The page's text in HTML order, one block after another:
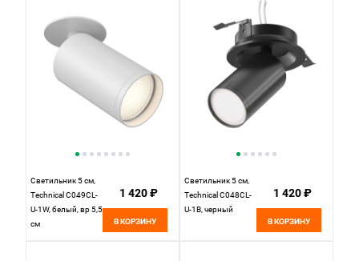
4,7 см
Светильник 5 см,
Technical C049CL-
U-1W, белый, вр 5,5
см
1 420 ₽
В КОРЗИНУ
Светильник 5 см,
Technical C048CL-
U-1B, черный
1 420 ₽
В КОРЗИНУ